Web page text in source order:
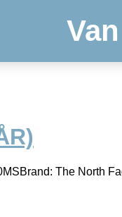
The North